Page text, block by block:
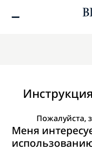
Пожалуйста,
Меня